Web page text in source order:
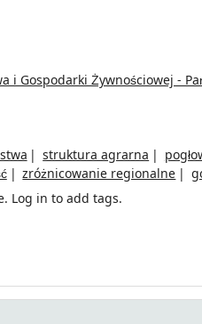
i Gospodarki Żywnościowej -
struktura agrarna
zróżnicowanie regionalne
Log in to add tags.